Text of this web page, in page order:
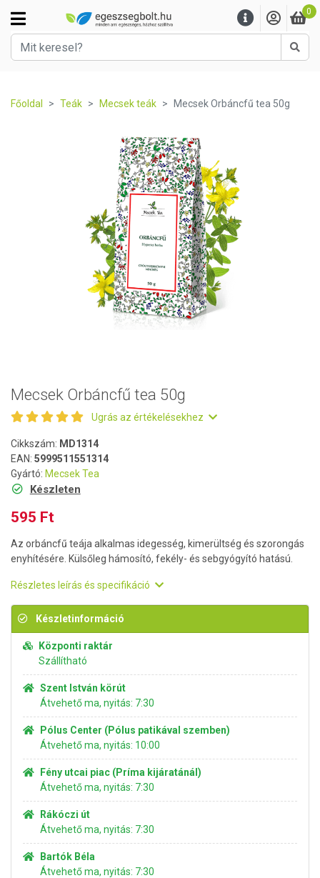
0
Főoldal Teák Mecsek teák Mecsek Orbáncfű tea 50g
Mecsek Orbáncfű tea 50g
Ugrás az értékelésekhez
Cikkszám: MD1314
EAN: 5999511551314
Gyártó: Mecsek Tea
Készleten
595 Ft
Az orbáncfű teája alkalmas idegesség, kimerültség és szorongás
enyhítésére. Külsőleg hámosító, fekély- és sebgyógyító hatású.
Részletes leírás és specifikáció
Készletinformáció
Központi raktár
Szállítható
Szent István körút
Átvehető ma, nyitás: 7:30
Pólus Center (Pólus patikával szemben)
Átvehető ma, nyitás: 10:00
Fény utcai piac (Príma kijáratánál)
Átvehető ma, nyitás: 7:30
Rákóczi út
Átvehető ma, nyitás: 7:30
Bartók Béla
Átvehető ma, nyitás: 7:30